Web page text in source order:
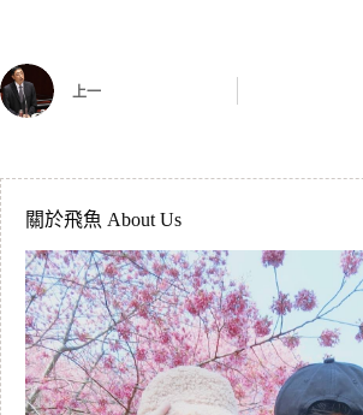
上一
關於飛魚 About Us